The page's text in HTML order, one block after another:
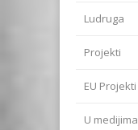
Ludruga
Projekti
EU Projekti
U medijima